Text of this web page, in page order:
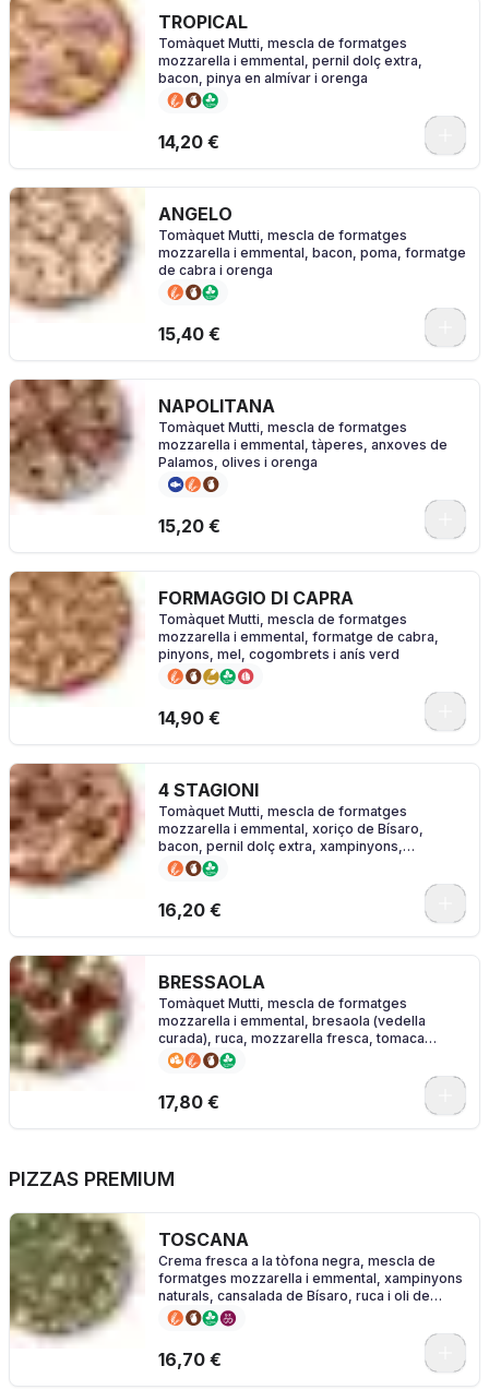
TROPICAL
Tomàquet Mutti, mescla de formatges
mozzarella i emmental, pernil dolç extra,
bacon, pinya en almívar i orenga
14,20 €
ANGELO
Tomàquet Mutti, mescla de formatges
mozzarella i emmental, bacon, poma, formatge
de cabra i orenga
15,40 €
NAPOLITANA
Tomàquet Mutti, mescla de formatges
mozzarella i emmental, tàperes, anxoves de
Palamos, olives i orenga
15,20 €
FORMAGGIO DI CAPRA
Tomàquet Mutti, mescla de formatges
mozzarella i emmental, formatge de cabra,
pinyons, mel, cogombrets i anís verd
14,90 €
4 STAGIONI
Tomàquet Mutti, mescla de formatges
mozzarella i emmental, xoriço de Bísaro,
bacon, pernil dolç extra, xampinyons,
carxofes, olives i orenga.
16,20 €
BRESSAOLA
Tomàquet Mutti, mescla de formatges
mozzarella i emmental, bresaola (vedella
curada), ruca, mozzarella fresca, tomaca
cherry i oli d'alfàbrega
17,80 €
PIZZAS PREMIUM
TOSCANA
Crema fresca a la tòfona negra, mescla de
formatges mozzarella i emmental, xampinyons
naturals, cansalada de Bísaro, ruca i oli de
tòfona
16,70 €